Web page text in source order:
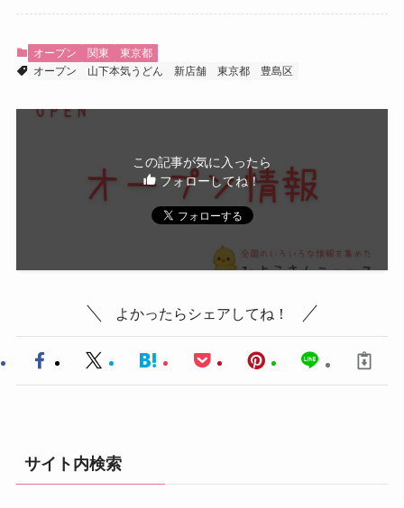
オープン 関東
東京都
オープン
山下本気うどん 新店舗 東京都 豊島区
この記事が気に入ったら
フォローしてね！
よかったらシェアしてね！
サイト内検索